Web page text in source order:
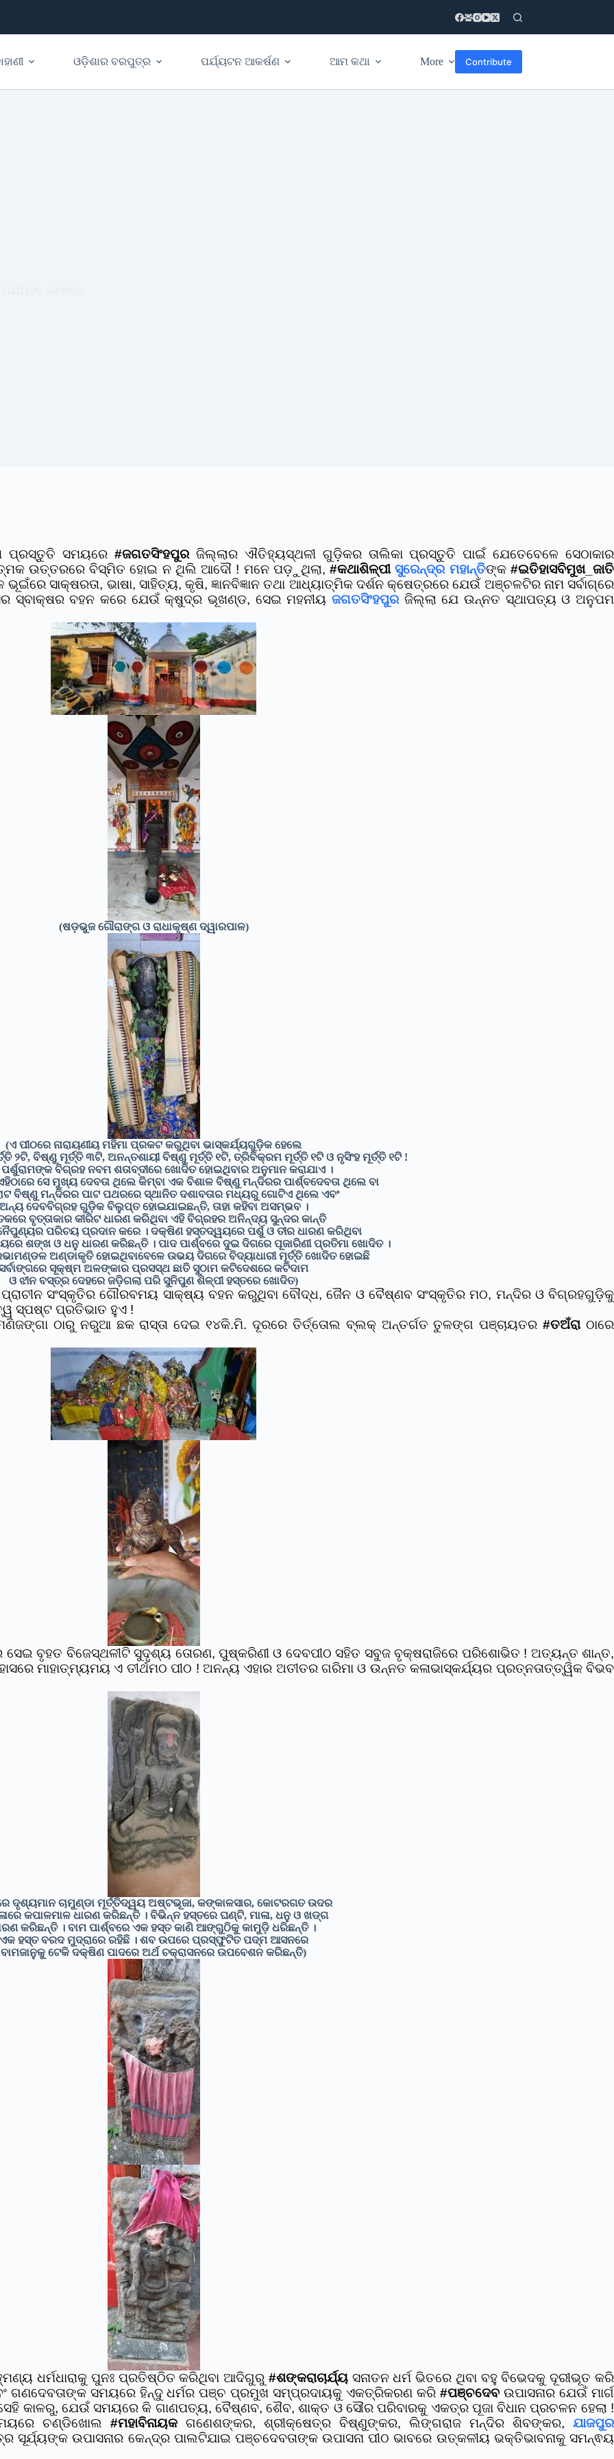
ଓଡ଼ିଶାର ବରପୁତ୍ର ପର୍ଯ୍ୟଟନ ଆକର୍ଷଣ ଆମ କଥା More Contribute
ପ୍ରସ୍ତୁତି ସମୟରେ #ଜଗତସିଂହପୁରଜିଲ୍ଲାର ଐତିହ୍ୟସ୍ଥଳୀ ଗୁଡ଼ିକର ତାଲିକା ପ୍ରସ୍ତୁତି ପାଇଁ ଯେତେବେଳେ ସେଠାକାର
ଉତ୍ତରରେ ବିସ୍ମିତ ହୋଇ ନ ଥିଲି ଆଦୌ ! ମନେ ପଡ଼ୁଥିଲା,#କଥାଶିଳ୍ପୀ ସୁରେନ୍ଦ୍ର ମହାନ୍ତିଙ୍କ#ଇତିହାସବିମୁଖ_ଜାତି
ସାକ୍ଷରତା, ଭାଷା, ସାହିତ୍ୟ, କୃଷି, ଜ୍ଞାନବିଜ୍ଞାନ ତଥା ଆଧ୍ୟାତ୍ମିକ ଦର୍ଶନ କ୍ଷେତ୍ରରେ ଯେଉଁ ଅଞ୍ଚଳଟିର ନାମ ସର୍ବାଗ୍ରେ
ସ୍ବାକ୍ଷର ବହନ କରେ ଯେଉଁ କ୍ଷୁଦ୍ର ଭୂଖଣ୍ଡ, ସେଇ ମହନୀୟ ଜଗତସିଂହପୁରଜିଲ୍ଲା ଯେ ଉନ୍ନତ ସ୍ଥାପତ୍ୟ ଓ ଅନୁପମ
(ଷଡ଼ଭୁଜ ଗୌରାଙ୍ଗ ଓ ରାଧାକୃଷ୍ଣ ଦ୍ୱାରପାଳ)
(ଏ ପୀଠରେ ନାରାୟଣୀୟ ମହିମା ପ୍ରକଟ କରୁଥିବା ଭାସ୍କର୍ଯ୍ୟଗୁଡ଼ିକ ହେଲେ
୨ଟି, ବିଷ୍ଣୁ ମୂର୍ତ୍ତି ୩ଟି, ଅନନ୍ତଶାୟୀ ବିଷ୍ଣୁ ମୂର୍ତ୍ତି ୧ଟି, ତ୍ରିବିକ୍ରମ ମୂର୍ତ୍ତି ୧ଟି ଓ ନୃସିଂହ ମୂର୍ତ୍ତି ୧ଟି !
ବିଗ୍ରହ ନବମ ଶତାବ୍ଦୀରେ ଖୋଦିତ ହୋଇଥିବାର ଅନୁମାନ କରାଯାଏ ।
ସେ ମୁଖ୍ୟ ଦେବତା ଥିଲେ କିମ୍ବା ଏକ ବିଶାଳ ବିଷ୍ଣୁ ମନ୍ଦିରର ପାର୍ଶ୍ବଦେବତା ଥିଲେ ବା
ବିଷ୍ଣୁ ମନ୍ଦିରର ପାଟ ପଥରରେ ସ୍ଥାନିତ ଦଶାବତାର ମଧ୍ୟରୁ ଗୋଟିଏ ଥିଲେ ଏବଂ
ଅନ୍ୟ ଦେବବିଗ୍ରହ ଗୁଡ଼ିକ ବିଲୁପ୍ତ ହୋଇଯାଇଛନ୍ତି, ତାହା କହିବା ଅସମ୍ଭବ ।
ବୃତ୍ତାକାର କୀରିଟ ଧାରଣ କରିଥିବା ଏହି ବିଗ୍ରହର ଅନିନ୍ଦ୍ୟ ସୁନ୍ଦର କାନ୍ତି
ପରିଚୟ ପ୍ରଦାନ କରେ । ଦକ୍ଷିଣ ହସ୍ତଦ୍ୱୟରେ ପର୍ଶୁ ଓ ତୀର ଧାରଣ କରିଥିବା
ଶଙ୍ଖ ଓ ଧନୁ ଧାରଣ କରିଛନ୍ତି । ପାଦ ପାର୍ଶ୍ବରେ ଦୁଇ ଦିଗରେ ପୂଜାରିଣୀ ପ୍ରତିମା ଖୋଦିତ ।
ଅଣ୍ଡାକୃତି ହୋଇଥିବାବେଳେ ଉଭୟ ଦିଗରେ ବିଦ୍ୟାଧାରୀ ମୂର୍ତ୍ତି ଖୋଦିତ ହୋଇଛି
ସୂକ୍ଷ୍ମ ଅଳଙ୍କାର ପ୍ରସସ୍ଥ ଛାତି ସୁଠାମ କଟିଦେଶରେ କଟିଦାମ
ଓ ଝୀନ ବସ୍ତ୍ର ଦେହରେ ଜଡ଼ିଗଲା ପରି ସୁନିପୁଣ ଶିଳ୍ପୀ ହସ୍ତରେ ଖୋଦିତ)
ସଂସ୍କୃତିର ଗୌରବମୟ ସାକ୍ଷ୍ୟ ବହନ କରୁଥିବା ବୌଦ୍ଧ, ଜୈନ ଓ ବୈଷ୍ଣବ ସଂସ୍କୃତିର ମଠ, ମନ୍ଦିର ଓ ବିଗ୍ରହଗୁଡ଼ିକୁ
ସ୍ପଷ୍ଟ ପ୍ରତିଭାତ ହୁଏ !
ମଣିଜଙ୍ଗା ଠାରୁ ନରୁଆ ଛକ ରାସ୍ତା ଦେଇ ୧୪କି.ମି. ଦୂରରେ ତିର୍ତ୍ତୋଲ ବ୍ଲକ୍ ଅନ୍ତର୍ଗତ ତୁଳଙ୍ଗ ପଞ୍ଚାୟତର#ତଅଁରାଠାରେ
ବୃହତ ବିଜେସ୍ଥଳୀଟି ସୁଦୃଶ୍ୟ ତୋରଣ, ପୁଷ୍କରିଣୀ ଓ ଦେବପୀଠ ସହିତ ସବୁଜ ବୃକ୍ଷରାଜିରେ ପରିଶୋଭିତ ! ଅତ୍ୟନ୍ତ ଶାନ୍ତ,
ମାହାତ୍ମ୍ୟମୟ ଏ ତୀର୍ଥମଠ ପୀଠ ! ଅନନ୍ୟ ଏହାର ଅତୀତର ଗରିମା ଓ ଉନ୍ନତ କଳାଭାସ୍କର୍ଯ୍ୟର ପ୍ରତ୍ନତାତ୍ତ୍ୱିକ ବିଭବ
ଦୃଶ୍ୟମାନ ଚାମୁଣ୍ଡା ମୂର୍ତ୍ତିଦ୍ୱୟ ଅଷ୍ଟଭୂଜା, କଙ୍କାଳସାର, କୋଟରଗତ ଉଦର
କପାଳମାଳ ଧାରଣ କରିଛନ୍ତି । ବିଭିନ୍ନ ହସ୍ତରେ ଘଣ୍ଟି, ମାଳା, ଧନୁ ଓ ଖଡ୍ଗ
କରିଛନ୍ତି । ବାମ ପାର୍ଶ୍ବରେ ଏକ ହସ୍ତ କାଣି ଆଙ୍ଗୁଠିକୁ କାମୁଡ଼ି ଧରିଛନ୍ତି ।
ଏକ ହସ୍ତ ବରଦ ମୁଦ୍ରାରେ ରହିଛି । ଶବ ଉପରେ ପ୍ରସ୍ଫୁଟିତ ପଦ୍ମ ଆସନରେ
ବାମଜାନୁକୁ ଟେକି ଦକ୍ଷିଣ ପାଦରେ ଅର୍ଥ ଚକ୍ରାସନରେ ଉପବେଶନ କରିଛନ୍ତି)
ଧର୍ମଧାରାକୁ ପୁନଃ ପ୍ରତିଷ୍ଠିତ କରିଥିବା ଆଦିଗୁରୁ #ଶଙ୍କରାଚାର୍ଯ୍ୟସନାତନ ଧର୍ମ ଭିତରେ ଥିବା ବହୁ ବିଭେଦକୁ ଦୂରୀଭୂତ କରି
ଗଣଦେବତାଙ୍କ ସମୟରେ ହିନ୍ଦୁ ଧର୍ମର ପଞ୍ଚ ପ୍ରମୁଖ ସମ୍ପ୍ରଦାୟକୁ ଏକତ୍ରିକରଣ କରି#ପଞ୍ଚଦେବ ଉପାସନାର ଯେଉଁ ମାର୍ଗ
କାଳରୁ, ଯେଉଁ ସମୟରେ କି ଗାଣପତ୍ୟ, ବୈଷ୍ଣବ, ଶୈବ, ଶାକ୍ତ ଓ ସୌର ପରିବାରକୁ ଏକତ୍ର ପୂଜା ବିଧାନ ପ୍ରଚଳନ ହେଲା !
ଚଣ୍ଡିଖୋଲ #ମହାବିନାୟକ ଗଣେଶଙ୍କର, ଶ୍ରୀକ୍ଷେତ୍ର ବିଷ୍ଣୁଙ୍କର, ଲିଙ୍ଗରାଜ ମନ୍ଦିର ଶିବଙ୍କର, ଯାଜପୁର
ସୂର୍ଯ୍ୟଙ୍କ ଉପାସନାର କେନ୍ଦ୍ର ପାଲଟିଯାଇ ପଞ୍ଚଦେବତାଙ୍କ ଉପାସନା ପୀଠ ଭାବରେ ଉତ୍କଳୀୟ ଭକ୍ତିଭାବନାକୁ ସମନ୍ଵୟ